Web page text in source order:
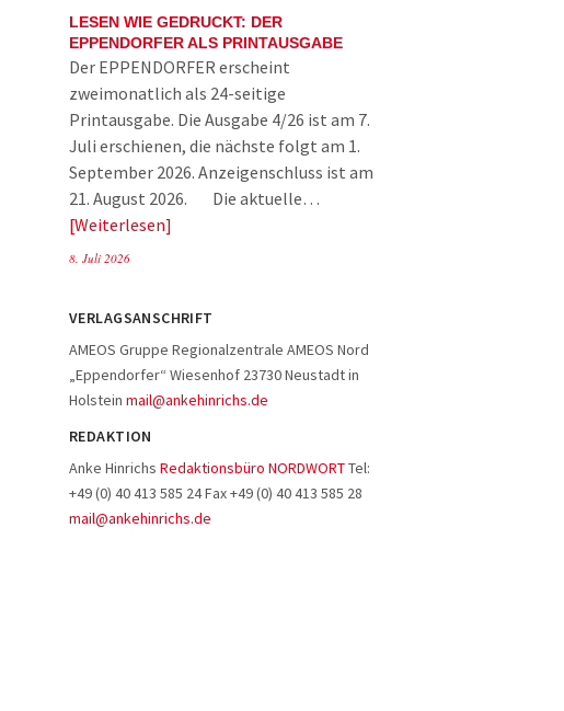
LESEN WIE GEDRUCKT: DER
EPPENDORFER ALS PRINTAUSGABE
Der EPPENDORFER erscheint
zweimonatlich als 24-seitige
Printausgabe. Die Ausgabe 4/26 ist am 7.
Juli erschienen, die nächste folgt am 1.
September 2026. Anzeigenschluss ist am
21. August 2026. Die aktuelle…
Weiterlesen
8. Juli 2026
VERLAGSANSCHRIFT
AMEOS Gruppe Regionalzentrale AMEOS Nord
„Eppendorfer“ Wiesenhof 23730 Neustadt in
Holstein mail@ankehinrichs.de
REDAKTION
Anke Hinrichs Redaktionsbüro NORDWORTTel:
+49 (0) 40 413 585 24 Fax +49 (0) 40 413 585 28
mail@ankehinrichs.de